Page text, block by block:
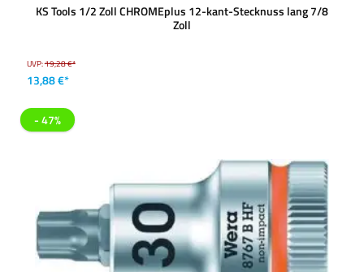
KS Tools 1/2 Zoll CHROMEplus 12-kant-Stecknuss lang 7/8
Zoll
UVP:19,28 €*
13,88 €*
- 47%